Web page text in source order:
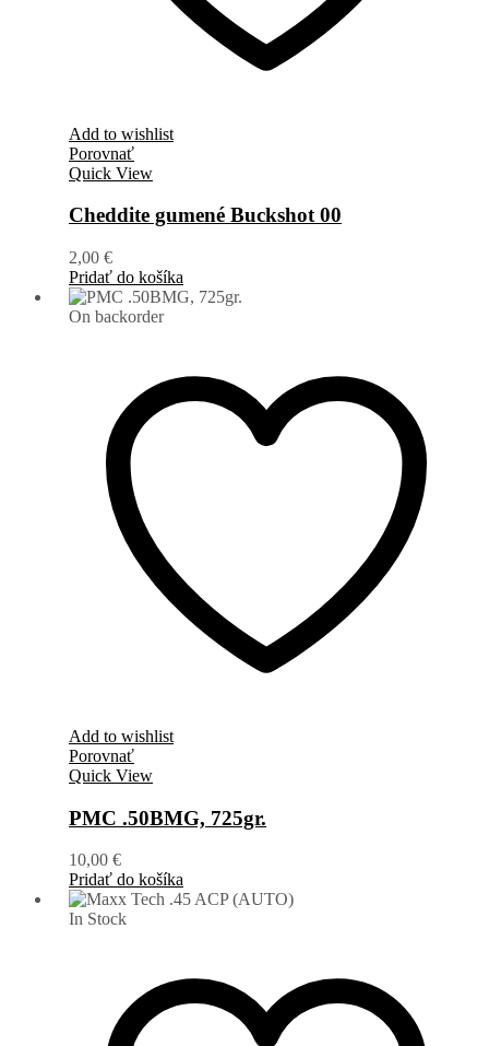
Add to wishlist
Porovnať
Quick View
Cheddite gumené Buckshot 00
2,00 €
Pridať do košíka
On backorder
Add to wishlist
Porovnať
Quick View
PMC .50BMG, 725gr.
10,00 €
Pridať do košíka
In Stock